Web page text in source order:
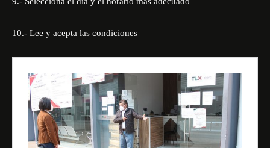
10.- Lee y acepta las condiciones